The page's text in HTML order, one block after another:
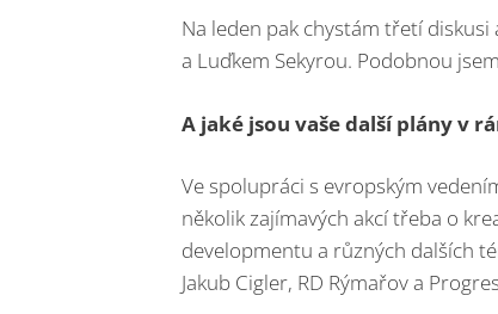
Na leden pak chystám třetí
a Luďkem Sekyrou. Podobnou
A jaké jsou vaše další plány v
Ve spolupráci s evropským
několik zajímavých akcí třeba o
developmentu a různých dalších
Jakub Cigler, RD Rýmařov a